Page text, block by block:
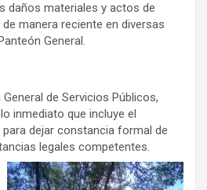
daños materiales y actos de
manera reciente en diversas
General.
de Servicios Públicos,
inmediato que incluye el
dejar constancia formal de
legales competentes.